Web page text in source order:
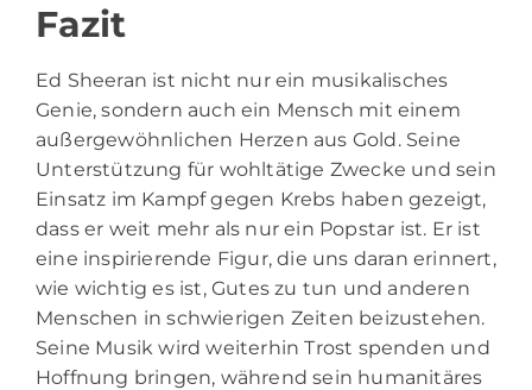
Fazit
Ed Sheeran ist nicht nur ein musikalisches
Genie, sondern auch ein Mensch mit einem
außergewöhnlichen Herzen aus Gold. Seine
Unterstützung für wohltätige Zwecke und sein
Einsatz im Kampf gegen Krebs haben gezeigt,
dass er weit mehr als nur ein Popstar ist. Er ist
eine inspirierende Figur, die uns daran erinnert,
wie wichtig es ist, Gutes zu tun und anderen
Menschen in schwierigen Zeiten beizustehen.
Seine Musik wird weiterhin Trost spenden und
Hoffnung bringen, während sein humanitäres